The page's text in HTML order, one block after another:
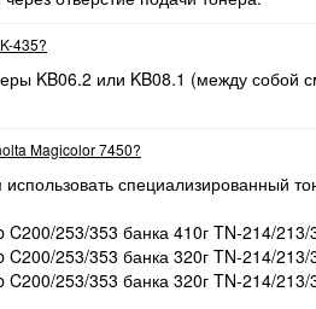
435?
KB06.2 или KB08.1 (между собой
Magicolor 7450?
специализированный
C200/253/353 банка 410г TN-214/
C200/253/353 банка 320г TN-214/
C200/253/353 банка 320г TN-214/